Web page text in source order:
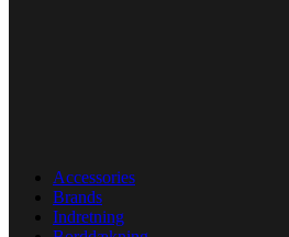
Accessories
Brands
Indretning